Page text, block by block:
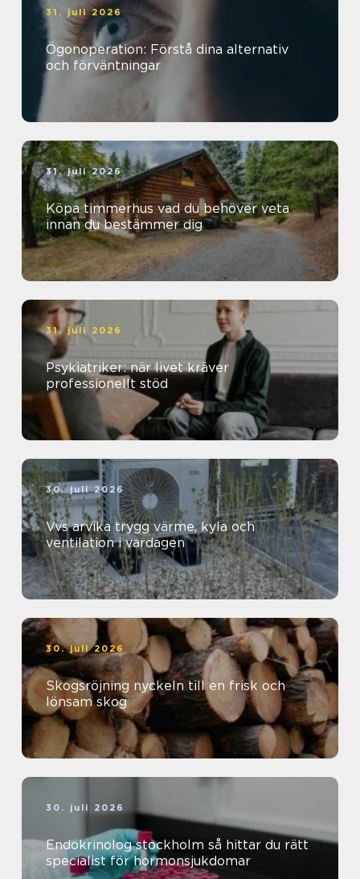
31. juli 2026
Ögonoperation: Förstå dina alternativ
och förväntningar
31. juli 2026
Köpa timmerhus vad du behöver veta
innan du bestämmer dig
31. juli 2026
Psykiatriker: när livet kräver
professionellt stöd
30. juli 2026
Vvs arvika trygg värme, kyla och
ventilation i vardagen
30. juli 2026
Skogsröjning nyckeln till en frisk och
lönsam skog
30. juli 2026
Endokrinolog stockholm så hittar du rätt
specialist för hormonsjukdomar